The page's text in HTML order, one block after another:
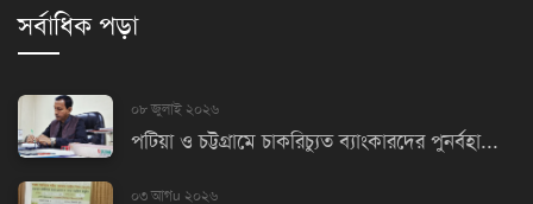
সর্বাধিক পড়া
০৮ জুলাই ২০২৬
পটিয়া ও চট্টগ্রামে চাকরিচ্যুত ব্যাংকারদের পুনর্বহা...
০৩ আগu ২০২৬